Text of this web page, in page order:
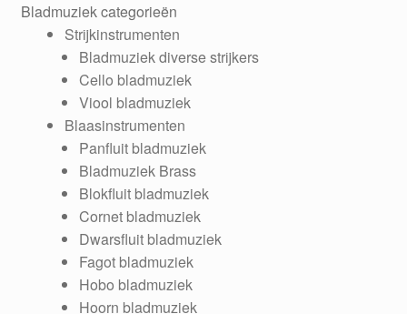
Bladmuziek categorieën
Strijkinstrumenten
Bladmuziek diverse strijkers
Cello bladmuziek
Viool bladmuziek
Blaasinstrumenten
Panfluit bladmuziek
Bladmuziek Brass
Blokfluit bladmuziek
Cornet bladmuziek
Dwarsfluit bladmuziek
Fagot bladmuziek
Hobo bladmuziek
Hoorn bladmuziek